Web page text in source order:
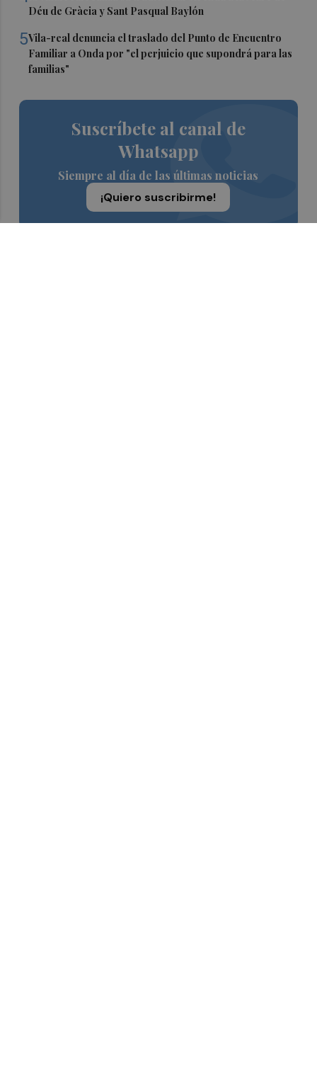
Déu de Gràcia y Sant Pasqual Baylón
5Vila-real denuncia el traslado del Punto de Encuentro
Familiar a Onda por "el perjuicio que supondrá para las
familias"
Suscríbete al canal de
Whatsapp
Siempre al día de las últimas noticias
¡Quiero suscribirme!